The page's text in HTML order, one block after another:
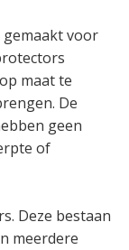
gemaakt voor
maat te
De
geen
of
Deze bestaan
meerdere